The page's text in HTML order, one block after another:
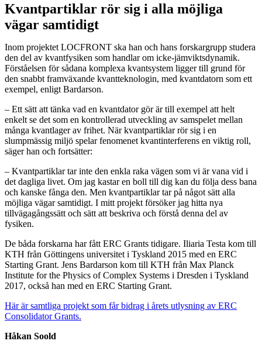
Kvantpartiklar rör sig i alla möjliga
vägar samtidigt
Inom projektet LOCFRONT ska han och hans forskargrupp studera
den del av kvantfysiken som handlar om icke-jämviktsdynamik.
Förståelsen för sådana komplexa kvantsystem ligger till grund för
den snabbt framväxande kvantteknologin, med kvantdatorn som ett
exempel, enligt Bardarson.
– Ett sätt att tänka vad en kvantdator gör är till exempel att helt
enkelt se det som en kontrollerad utveckling av samspelet mellan
många kvantlager av frihet. När kvantpartiklar rör sig i en
slumpmässig miljö spelar fenomenet kvantinterferens en viktig roll,
säger han och fortsätter:
– Kvantpartiklar tar inte den enkla raka vägen som vi är vana vid i
det dagliga livet. Om jag kastar en boll till dig kan du följa dess bana
och kanske fånga den. Men kvantpartiklar tar på något sätt alla
möjliga vägar samtidigt. I mitt projekt försöker jag hitta nya
tillvägagångssätt och sätt att beskriva och förstå denna del av
fysiken.
De båda forskarna har fått ERC Grants tidigare. Iliaria Testa kom till
KTH från Göttingens universitet i Tyskland 2015 med en ERC
Starting Grant. Jens Bardarson kom till KTH från Max Planck
Institute for the Physics of Complex Systems i Dresden i Tyskland
2017, också han med en ERC Starting Grant.
Här är samtliga projekt som får bidrag i årets utlysning av ERC
Consolidator Grants.
Håkan Soold